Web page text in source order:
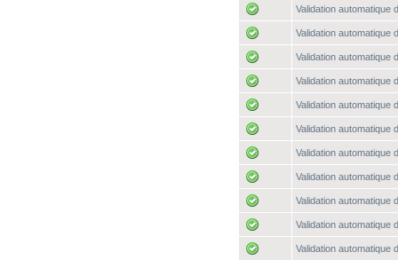
Validation automatique
Validation automatique
Validation automatique
Validation automatique
Validation automatique
Validation automatique
Validation automatique
Validation automatique
Validation automatique
Validation automatique
Validation automatique